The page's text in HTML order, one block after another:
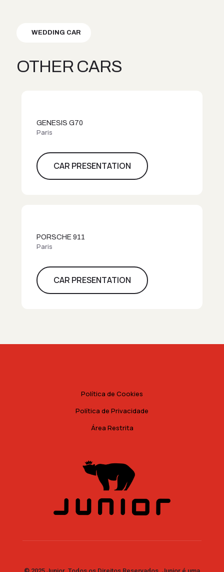
WEDDING CAR
OTHER CARS
GENESIS G70
Paris
CAR PRESENTATION
PORSCHE 911
Paris
CAR PRESENTATION
Política de Cookies
Política de Privacidade
Área Restrita